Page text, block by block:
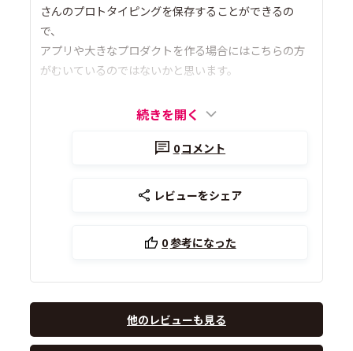
さんのプロトタイピングを保存することができるの
で、
アプリや大きなプロダクトを作る場合にはこちらの方
がむいているのではないかと思います。
続きを開く
0コメント
レビューをシェア
0参考になった
他のレビューも見る